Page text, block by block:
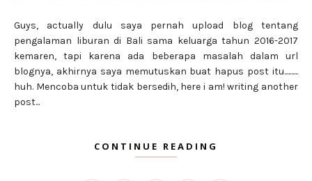
Guys, actually dulu saya pernah upload blog tentang
pengalaman liburan di Bali sama keluarga tahun 2016-2017
kemaren, tapi karena ada beberapa masalah dalam url
blognya, akhirnya saya memutuskan buat hapus post itu..........
huh. Mencoba untuk tidak bersedih, here i am! writing another
post...
CONTINUE READING